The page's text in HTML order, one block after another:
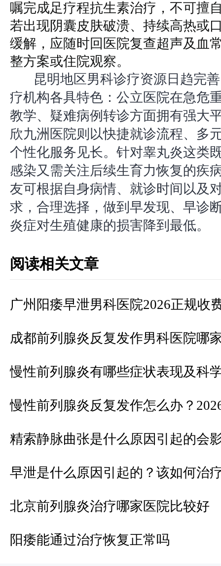
嘱完成足疗程抗生素治疗，不可擅
若出现阴囊皮肤破溃、持续高热或
缓解，应随时回医院复查超声及血
整方案或住院观察。
昆明地区男科诊疗资源日趋完
疗机构各具特色：公立医院在急危
教学、疑难病例转诊方面拥有强大
欣九洲医院则以快捷就诊流程、多
个性化服务见长。针对睾丸炎这类
感染又需关注后续生育力恢复的疾
友可根据自身病情、就诊时间以及
求，合理选择，做到早发现、早诊
炎症对生殖健康的损害降到最低。
阅读相关文章
广州阳痿早泄男科医院2026正规收
成都前列腺炎反复发作男科医院哪
慢性前列腺炎有哪些症状表现及科
慢性前列腺炎反复发作怎么办？
精索静脉曲张是什么原因引起的会
早泄是什么原因引起的？该如何治
北京前列腺炎治疗哪家医院比较好
阳痿能通过治疗恢复正常吗